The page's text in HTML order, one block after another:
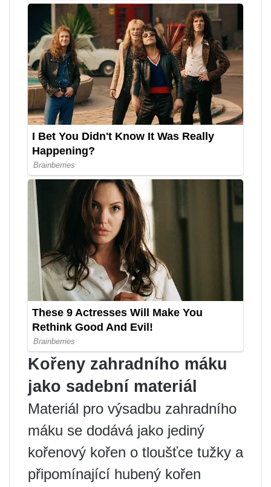
Kořeny zahradního máku
jako sadební materiál
Materiál pro výsadbu zahradního
máku se dodává jako jediný
kořenový kořen o tloušťce tužky a
připomínající hubený kořen